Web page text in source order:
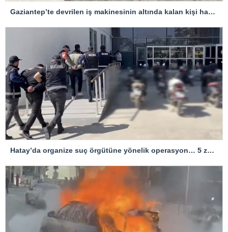
Gaziantep’te devrilen iş makinesinin altında kalan kişi hayatını kaybetti
Hatay’da organize suç örgütüne yönelik operasyon… 5 zanlı tutuklandı